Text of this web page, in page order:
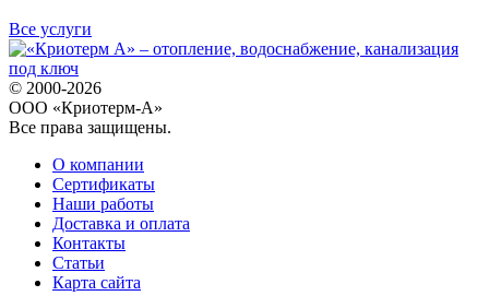
Все услуги
© 2000-2026
ООО «Криотерм-А»
Все права защищены.
О компании
Сертификаты
Наши работы
Доставка и оплата
Контакты
Статьи
Карта сайта